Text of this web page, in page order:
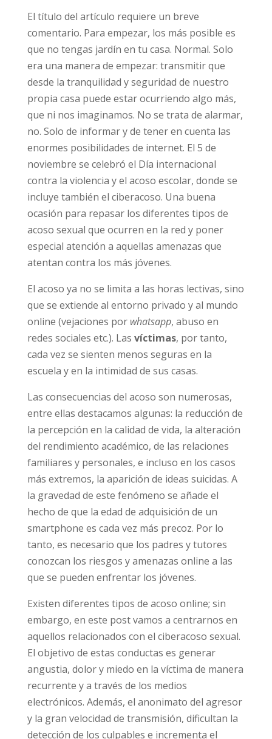
El título del artículo requiere un breve
comentario. Para empezar, los más posible es
que no tengas jardín en tu casa. Normal. Solo
era una manera de empezar: transmitir que
desde la tranquilidad y seguridad de nuestro
propia casa puede estar ocurriendo algo más,
que ni nos imaginamos. No se trata de
alarmar, no. Solo de informar y de tener en
cuenta las enormes posibilidades de internet.
El 5 de noviembre se celebró el Día
internacional contra la violencia y el acoso
escolar, donde se incluye también el
ciberacoso.Una buena ocasión para repasar
los diferentes tipos de acoso sexual que
ocurren en la red y poner especial atención a
aquellas amenazas que atentan contra los
El acoso ya no se limita a las horas lectivas,
sino que se extiende al entorno privado y al
mundo online (vejaciones porwhatsapp,
abuso en redes sociales etc.). Lasvíctimas
por tanto, cada vez se sienten menos seguras
Las consecuencias del acoso son numerosas,
entre ellas destacamos algunas: la reducción
de la percepción en la calidad de vida, la
alteración del rendimiento académico, de las
relaciones familiares y personales, e incluso
en los casos más extremos, la aparición de
ideas suicidas . A la gravedad de este
fenómeno se añade el hecho de que la edad
de adquisición de un smartphone es cada vez
más precoz. Por lo tanto, es necesario que los
padres y tutores conozcan los riesgos y
enfrentar los jóvenes.
Existen diferentes tipos de acoso online; sin
embargo, en este post vamos a centrarnos en
aquellos relacionados con el ciberacoso
sexual. El objetivo de estas conductas es
generar angustia, dolor y miedo en la víctima
de manera recurrente y a través de los
medios electrónicos. Además, el anonimato
gestión del envío de la información solicitada, incluidas las comunicaciones
necesarias. Todo ello con base en el consentimiento expreso e inequívoco del
interesado para tratar, comunicar, ceder y, en su caso, transferir
internacionalmente los datos personales necesarios. El interesado podrá ejercer sus
derechos de protección de datos por escrito, incluida copia de documento oficial
identificativo, dirigido a Asociación Stop Porn Start Sex, C/ Guisando n. 34, 28035 –
Madrid (España) o al emailinfo@daleunavuelta.org. Más información en la